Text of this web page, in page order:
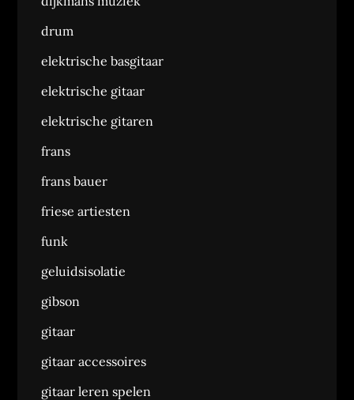
drum
elektrische basgitaar
elektrische gitaar
elektrische gitaren
frans
frans bauer
friese artiesten
funk
geluidsisolatie
gibson
gitaar
gitaar accessoires
gitaar leren spelen